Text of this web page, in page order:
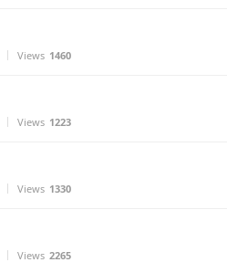
Views 1460
Views 1223
Views 1330
Views 2265